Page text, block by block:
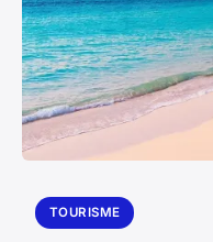
TOURISME